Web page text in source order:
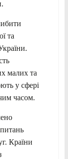
та
малих та
у сфері
часом.
Країни